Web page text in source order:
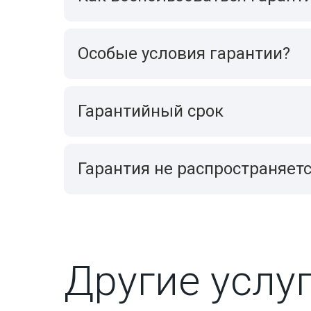
Особые условия гарантии?
Гарантийный срок
Гарантия не
Другие